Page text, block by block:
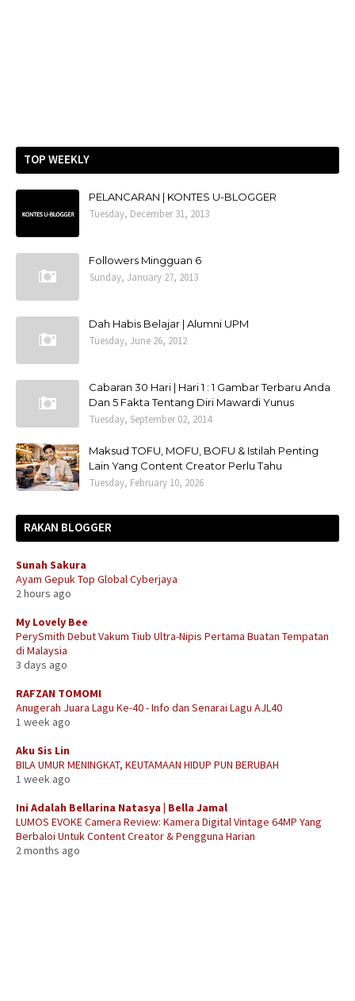
TOP WEEKLY
PELANCARAN | KONTES U-BLOGGER
Tuesday, December 31, 2013
Followers Mingguan 6
Sunday, January 27, 2013
Dah Habis Belajar | Alumni UPM
Tuesday, June 26, 2012
Cabaran 30 Hari | Hari 1 : 1 Gambar Terbaru Anda
Dan 5 Fakta Tentang Diri Mawardi Yunus
Tuesday, September 02, 2014
Maksud TOFU, MOFU, BOFU & Istilah Penting
Lain Yang Content Creator Perlu Tahu
Tuesday, February 10, 2026
RAKAN BLOGGER
Sunah Sakura
Ayam Gepuk Top Global Cyberjaya
2 hours ago
My Lovely Bee
PerySmith Debut Vakum Tiub Ultra-Nipis Pertama Buatan Tempatan
di Malaysia
3 days ago
RAFZAN TOMOMI
Anugerah Juara Lagu Ke-40 - Info dan Senarai Lagu AJL40
1 week ago
Aku Sis Lin
BILA UMUR MENINGKAT, KEUTAMAAN HIDUP PUN BERUBAH
1 week ago
Ini Adalah Bellarina Natasya | Bella Jamal
LUMOS EVOKE Camera Review: Kamera Digital Vintage 64MP Yang
Berbaloi Untuk Content Creator & Pengguna Harian
2 months ago